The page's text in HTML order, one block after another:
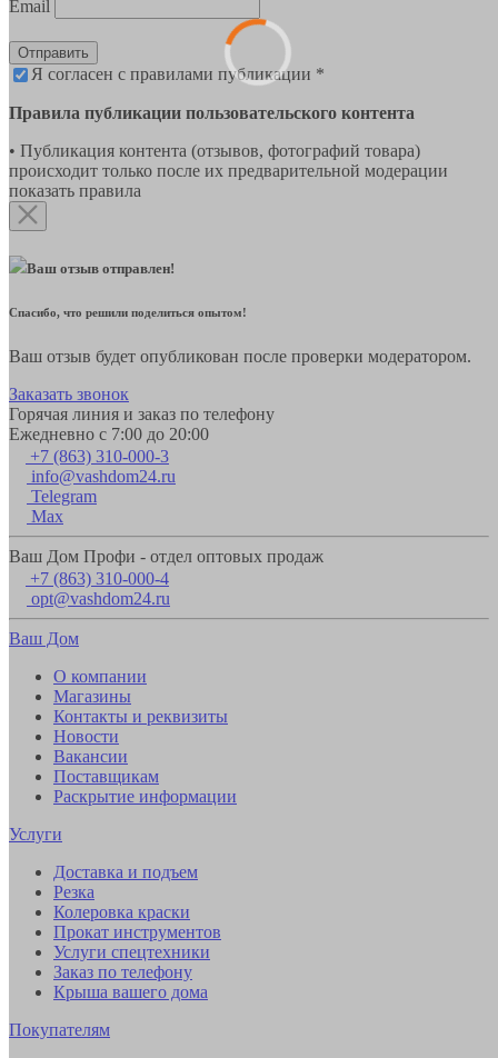
Email
Отправить
Я согласен с правилами публикации *
Правила публикации пользовательского контента
• Публикация контента (отзывов, фотографий товара)
происходит только после их предварительной модерации
показать правила
Ваш отзыв отправлен!
Спасибо, что решили поделиться опытом!
Ваш отзыв будет опубликован после проверки модератором.
Заказать звонок
Горячая линия и заказ по телефону
Ежедневно с 7:00 до 20:00
+7 (863) 310-000-3
info@vashdom24.ru
Telegram
Max
Ваш Дом Профи - отдел оптовых продаж
+7 (863) 310-000-4
opt@vashdom24.ru
Ваш Дом
О компании
Магазины
Контакты и реквизиты
Новости
Вакансии
Поставщикам
Раскрытие информации
Услуги
Доставка и подъем
Резка
Колеровка краски
Прокат инструментов
Услуги спецтехники
Заказ по телефону
Крыша вашего дома
Покупателям